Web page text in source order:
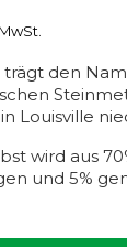
den
Louisville
wird aus
und 5%